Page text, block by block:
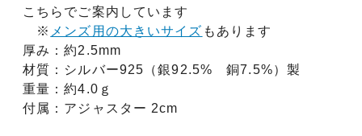
こちらでご案内しています
※ メンズ用の大きいサイズ もあります
厚み：約2.5mm
材質：シルバー925（銀92.5% 銅7.5%）製
重量：約4.0ｇ
付属：アジャスター 2cm